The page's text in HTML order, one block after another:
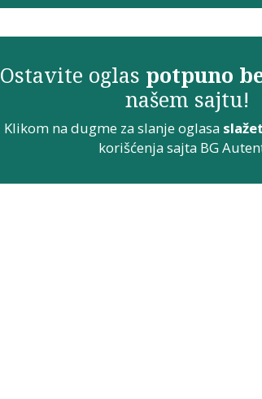
Ostavite oglas potpuno
našem sajtu!
Klikom na dugme za slanje oglasa
korišćenja sajtaBG